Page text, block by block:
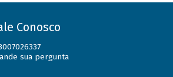
Conosco
sua pergunta